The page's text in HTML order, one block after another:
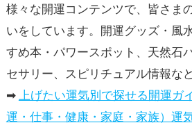
様々な開運コンテンツで、皆さま
いをしています。開運グッズ・風
すめ本・パワースポット、天然石
セサリー、スピリチュアル情報など
➡上げたい運気別で探せる開運ガ
運・仕事・健康・家庭・家族）運